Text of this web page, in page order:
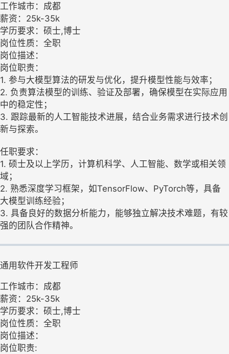
工作城市：成都
薪资：25k-35k
学历要求：硕士,博士
岗位性质：全职
岗位描述：
岗位职责：
1. 参与大模型算法的研发与优化，提升模型性能与效率；
2. 负责算法模型的训练、验证及部署，确保模型在实际应用
中的稳定性；
3. 跟踪最新的人工智能技术进展，结合业务需求进行技术创
新与探索。
任职要求：
1. 硕士及以上学历，计算机科学、人工智能、数学或相关领
域；
2. 熟悉深度学习框架，如TensorFlow、PyTorch等，具备
大模型训练经验；
3. 具备良好的数据分析能力，能够独立解决技术难题，有较
强的团队合作精神。
通用软件开发工程师
工作城市：成都
薪资：25k-35k
学历要求：硕士,博士
岗位性质：全职
岗位描述：
岗位职责: